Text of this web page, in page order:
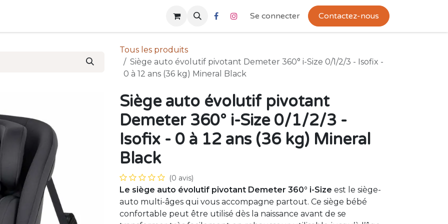
Se connecter Contactez-nous
Tous les produits
Siège auto évolutif pivotant Demeter 360° i-Size 0/1/2/3 - Isofix -
0 à 12 ans (36 kg) Mineral Black
Siège auto évolutif pivotant
Demeter 360° i-Size 0/1/2/3 -
Isofix - 0 à 12 ans (36 kg) Mineral
Black
(0 avis)
Le siège auto évolutif pivotant Demeter 360° i-Size est le siège-
auto multi-âges qui vous accompagne partout. Ce siège bébé
confortable peut être utilisé dès la naissance avant de se